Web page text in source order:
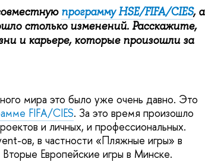
программу HSE/FIFA/CIES, а
столько изменений. Расскажите,
и карьере, которые произошли за
мира это было уже очень давно. Это
FIFA/CIES. За это время произошло
и личных, и профессиональных.
ов, в частности «Пляжные игры» в
Европейские игры в Минске.